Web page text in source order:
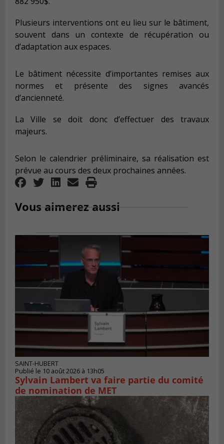
Plusieurs interventions ont eu lieu sur le bâtiment,
souvent dans un contexte de récupération ou
d’adaptation aux espaces.
Le bâtiment nécessite d’importantes remises aux
normes et présente des signes avancés
d’ancienneté.
La Ville se doit donc d’effectuer des travaux
majeurs.
Selon le calendrier préliminaire, sa réalisation est
prévue au cours des deux prochaines années.
Vous aimerez aussi
SAINT-HUBERT
Publié le 10 août 2026 à 13h05
Sylvain Lambert va faire partie du comité
de nomination de MET